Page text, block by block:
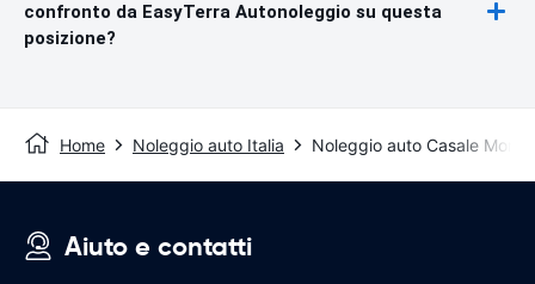
confronto da EasyTerra Autonoleggio su questa
posizione?
Home Noleggio auto Italia Noleggio auto Casale
Aiuto e contatti